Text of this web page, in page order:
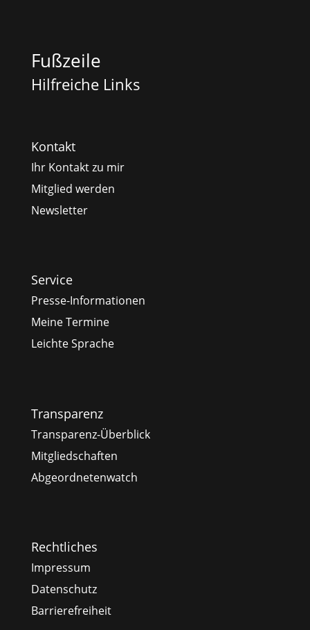
Fußzeile
Hilfreiche Links
Kontakt
Ihr Kontakt zu mir
Mitglied werden
Newsletter
Service
Presse-Informationen
Meine Termine
Leichte Sprache
Transparenz
Transparenz-Überblick
Mitgliedschaften
Abgeordnetenwatch
Rechtliches
Impressum
Datenschutz
Barrierefreiheit